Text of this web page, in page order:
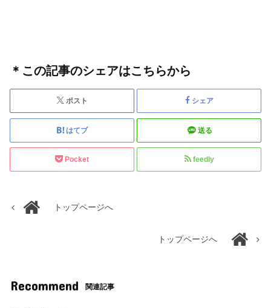
＊この記事のシェアはこちらから
ポスト シェア
はてブ 送る
Pocket feedly
トップページへ
トップページへ
Recommend 関連記事